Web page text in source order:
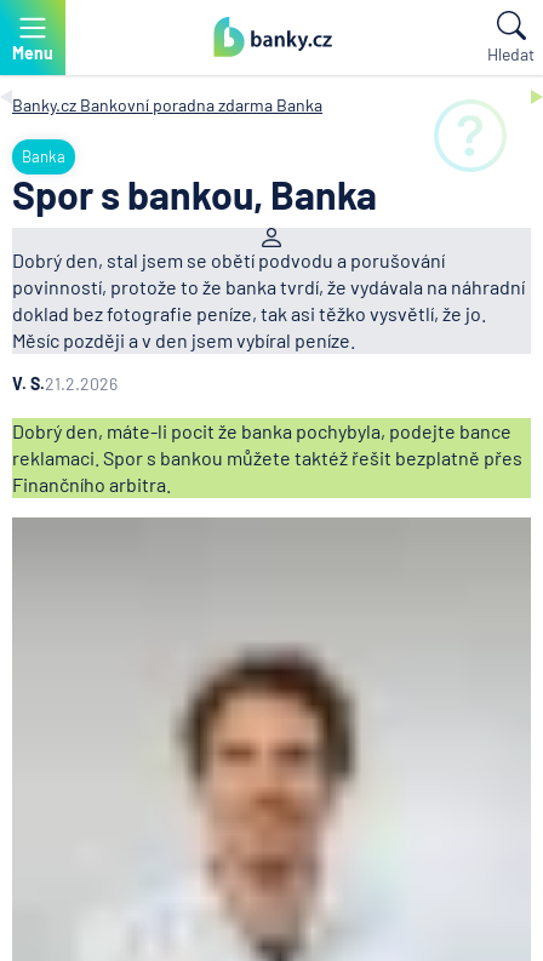
Menu Hledat
Banky.cz Bankovní poradna zdarma Banka
Banka
Spor s bankou, Banka
Dobrý den, stal jsem se obětí podvodu a porušování
povinností, protože to že banka tvrdí, že vydávala na náhradní
doklad bez fotografie peníze, tak asi těžko vysvětlí, že jo.
Měsíc později a v den jsem vybíral peníze.
V. S.21.2.2026
Dobrý den, máte-li pocit že banka pochybyla, podejte bance
reklamaci. Spor s bankou můžete taktéž řešit bezplatně přes
Finančního arbitra.